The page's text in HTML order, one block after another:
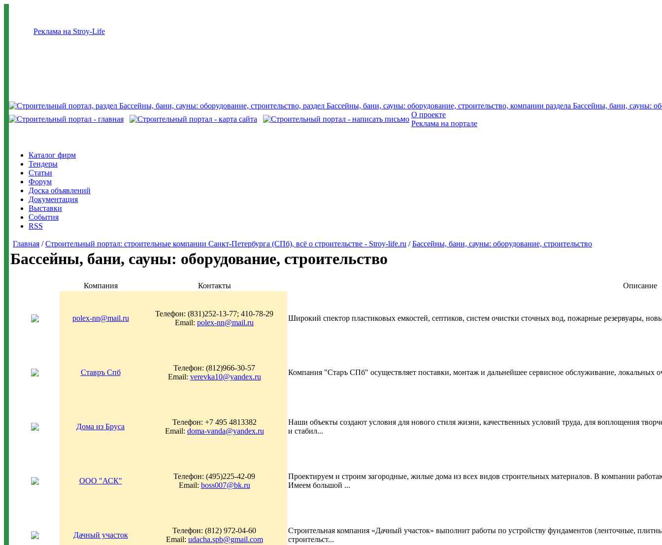
Реклама на Stroy-Life
О проекте
Реклама на портале
Каталог фирм
Тендеры
Статьи
Форум
Доска объявлений
Документация
Выставки
События
RSS
Главная /Строительный портал: строительные компании Санкт-Петербурга (СПб), всё о строительстве - Stroy-life.ru /Бассейны, бани, сауны: оборудование, строительство
Бассейны, бани, сауны: оборудование, строительство
Компания Контакты Описание
polex-nn@mail.ru
Телефон: (831)252-13-77; 410-78-29
Email: polex-nn@mail.ru
Широкий спектор пластиковых емкостей, септиков, систем очистки сточных вод, пожарные резервуары,
Ставръ Спб
Телефон: (812)966-30-57
Email: verevka10@yandex.ru
Компания "Старъ СПб" осуществляет поставки, монтаж и дальнейшее сервисное обслуживание, локальных
Дома из Бруса
Телефон: +7 495 4813382
Email: doma-vanda@yandex.ru
Наши объекты создают условия для нового стиля жизни, качественных условий труда, для воплощения
и стабил...
ООО "АСК"
Телефон: (495)225-42-09
Email: boss007@bk.ru
Проектируем и строим загородные, жилые дома из всех видов строительных материалов. В компании
Имеем большой ...
Дачный участок
Телефон: (812) 972-04-60
Email: udacha.spb@gmail.com
Строительная компания «Дачный участок» выполнит работы по устройству фундаментов (ленточные,
строительст...